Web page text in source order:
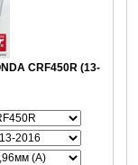
CRF450R (13-